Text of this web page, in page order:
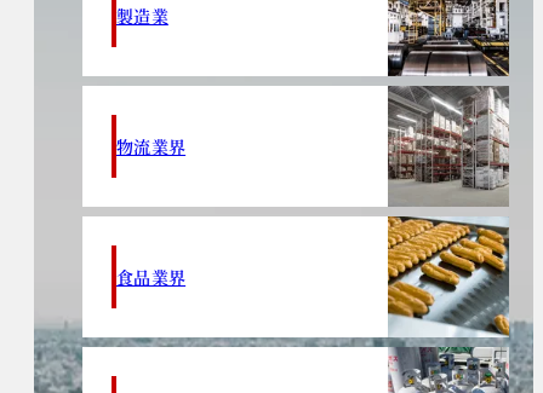
製造業
物流業界
食品業界